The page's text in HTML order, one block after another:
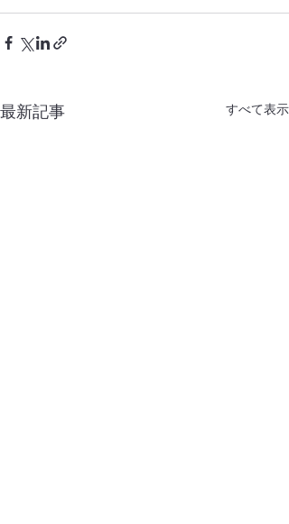
最新記事 すべて表示